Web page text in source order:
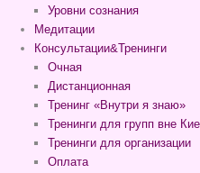
Уровни сознания
Медитации
Консультации&Тренинги
Очная
Дистанционная
Тренинг «Внутри я знаю»
Тренинги для групп вне
Тренинги для организации
Оплата